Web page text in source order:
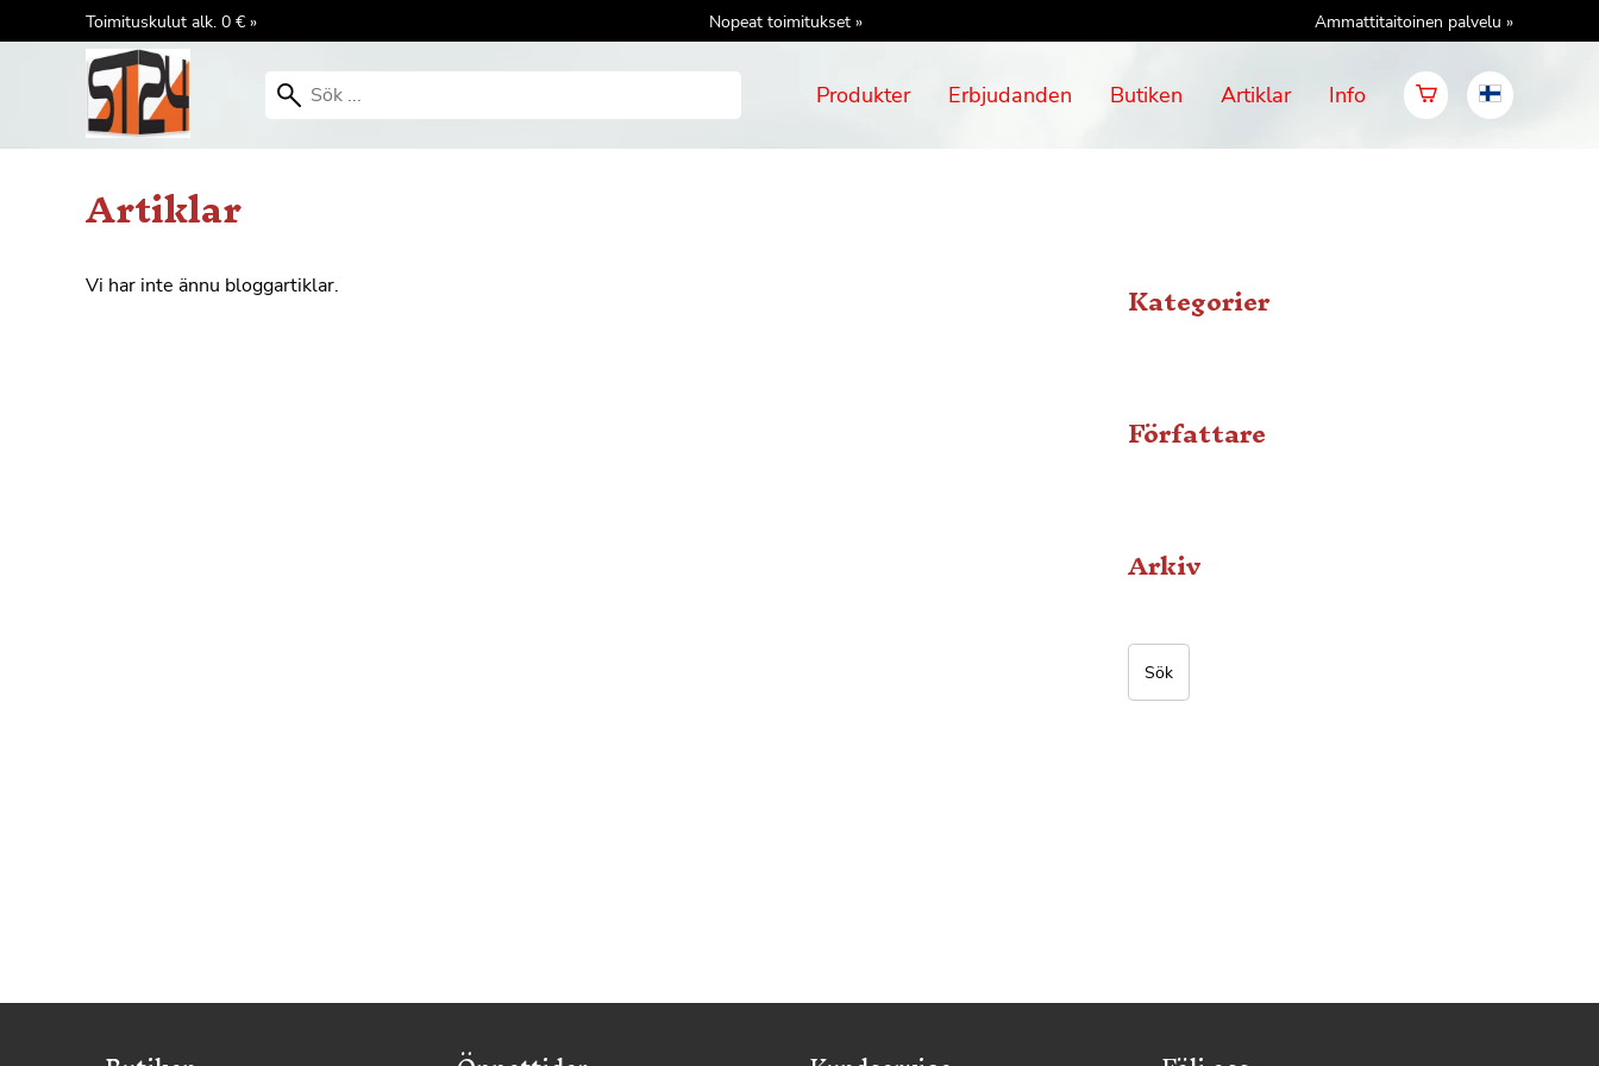
Toimituskulut alk. 0 € » Nopeat toimitukset » Ammattitaitoinen palvelu »
Produkter Erbjudanden Butiken Artiklar Info
Artiklar
Vi har inte ännu bloggartiklar. Kategorier
Författare
Arkiv
Sök